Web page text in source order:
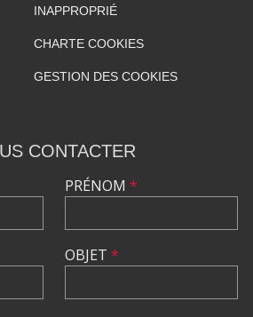
INAPPROPRIÉ
CHARTE COOKIES
GESTION DES COOKIES
CONTACTER
PRÉNOM *
OBJET *